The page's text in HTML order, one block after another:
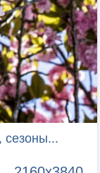
сезоны...